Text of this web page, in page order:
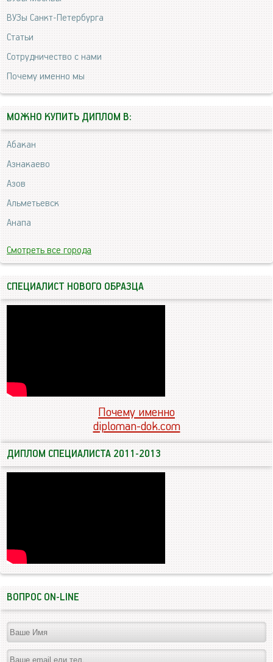
ВУЗы Санкт-Петербурга
Статьи
Сотрудничество с нами
Почему именно мы
МОЖНО КУПИТЬ ДИПЛОМ В:
Абакан
Азнакаево
Азов
Альметьевск
Анапа
Смотреть все города
СПЕЦИАЛИСТ НОВОГО ОБРАЗЦА
Почему именно
diploman-dok.com
ДИПЛОМ СПЕЦИАЛИСТА 2011-2013
ВОПРОС ON-LINE